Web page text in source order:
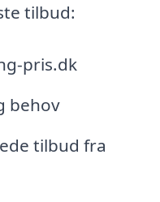
tilbud:
pris.dk
behov
tilbud fra